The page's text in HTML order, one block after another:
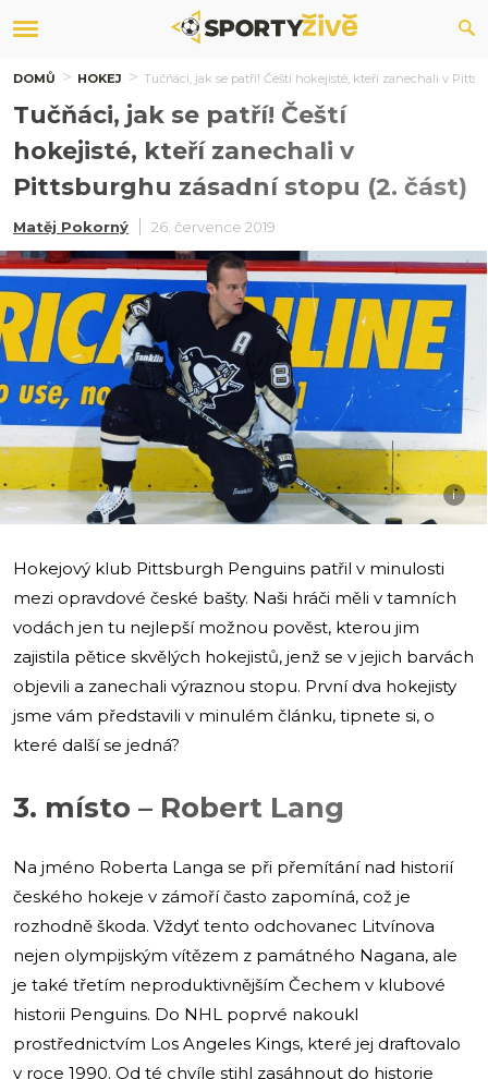
DOMŮ HOKEJ Tučňáci, jak se patří! Čeští hokejisté, kteří zanechali v
Tučňáci, jak se patří! Čeští
hokejisté, kteří zanechali v
Pittsburghu zásadní stopu (2. část)
Matěj Pokorný 26. července 2019
i
Hokejový klub Pittsburgh Penguins patřil v minulosti
mezi opravdové české bašty. Naši hráči měli v tamních
vodách jen tu nejlepší možnou pověst, kterou jim
zajistila pětice skvělých hokejistů, jenž se v jejich barvách
objevili a zanechali výraznou stopu. První dva hokejisty
jsme vám představili v minulém článku, tipnete si, o
které další se jedná?
3. místo – Robert Lang
Na jméno Roberta Langa se při přemítání nad historií
českého hokeje v zámoří často zapomíná, což je
rozhodně škoda. Vždyť tento odchovanec Litvínova
nejen olympijským vítězem z památného Nagana, ale
je také třetím neproduktivnějším Čechem v klubové
historii Penguins. Do NHL poprvé nakoukl
prostřednictvím Los Angeles Kings, které jej draftovalo
v roce 1990. Od té chvíle stihl zasáhnout do historie